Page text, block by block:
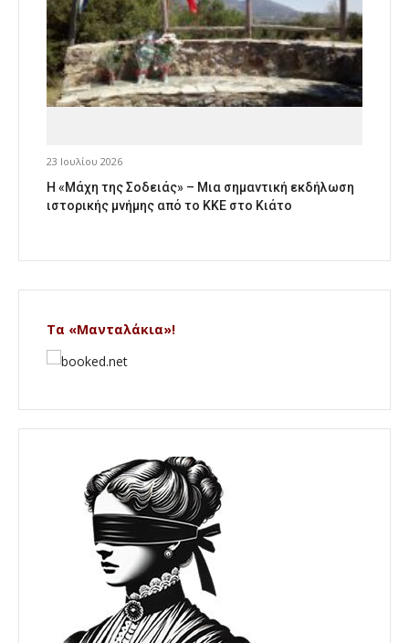
23 Ιουλίου 2026
Η «Μάχη της Σοδειάς» – Μια σημαντική εκδήλωση
ιστορικής μνήμης από το ΚΚΕ στο Κιάτο
Τα «Μανταλάκια»!